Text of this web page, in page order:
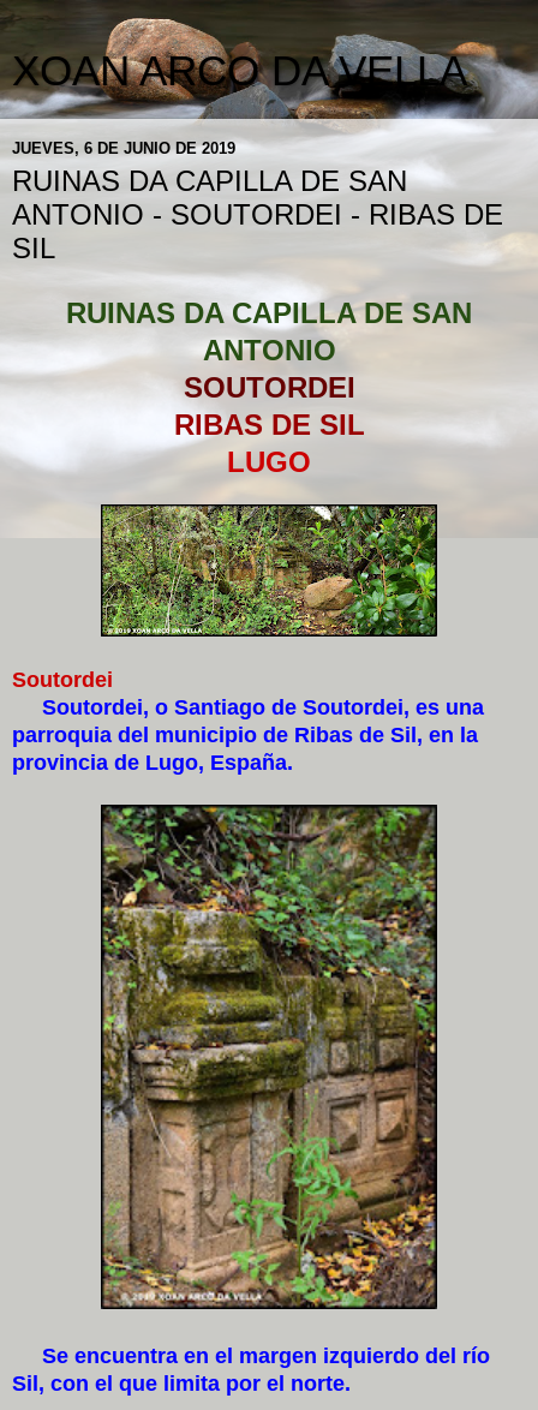
XOAN ARCO DA VELLA
JUEVES, 6 DE JUNIO DE 2019
RUINAS DA CAPILLA DE SAN
ANTONIO - SOUTORDEI - RIBAS DE
SIL
RUINAS DA CAPILLA DE SAN
ANTONIO
SOUTORDEI
RIBAS DE SIL
LUGO
Soutordei
Soutordei, o Santiago de Soutordei, es una
parroquia del municipio de Ribas de Sil, en la
provincia de Lugo, España.
Se encuentra en el margen izquierdo del río
Sil, con el que limita por el norte.